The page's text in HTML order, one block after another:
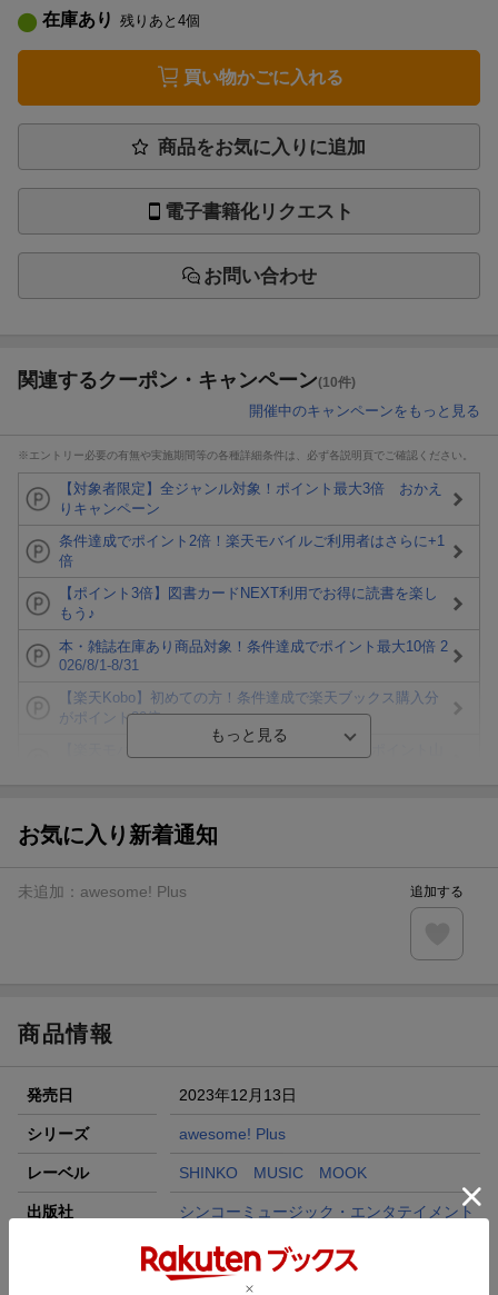
在庫あり 残りあと 4個
買い物かごに入れる
商品をお気に入りに追加
電子書籍化リクエスト
お問い合わせ
関連するクーポン・キャンペーン(10件)
開催中のキャンペーンをもっと見る
※エントリー必要の有無や実施期間等の各種詳細条件は、必ず各説明頁でご確認ください。
【対象者限定】全ジャンル対象！ポイント最大3倍 おかえ
りキャンペーン
条件達成でポイント2倍！楽天モバイルご利用者はさらに+1
倍
【ポイント3倍】図書カードNEXT利用でお得に読書を楽し
もう♪
本・雑誌在庫あり商品対象！条件達成でポイント最大10倍 2
026/8/1-8/31
【楽天Kobo】初めての方！条件達成で楽天ブックス購入分
がポイント20倍
ト山分け
楽天モバイル紹介キャンペーンの拡散で300円OFFクーポン
条件達成で楽天限定・宝塚歌劇 宙組貸切公演ペアチケット
お気に入り新着通知
未追加： awesome! Plus 追加する
商品情報
発売日 2023年12月13日
シリーズ awesome! Plus
レーベル SHINKO MUSIC MOOK
出版社 シンコーミュージック・エンタテイメント
ムックその他